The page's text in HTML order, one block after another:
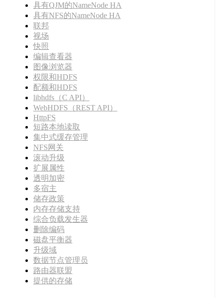
具有QJM的NameNode HA
具有NFS的NameNode HA
联邦
视场
快照
编辑查看器
图像浏览器
权限和HDFS
配额和HDFS
libhdfs（C API）
WebHDFS（REST API）
HttpFS
短路本地读取
集中式缓存管理
NFS网关
滚动升级
扩展属性
透明加密
多宿主
储存政策
内存存储支持
综合负载发生器
删除编码
磁盘平衡器
升级域
数据节点管理员
路由器联盟
提供的存储